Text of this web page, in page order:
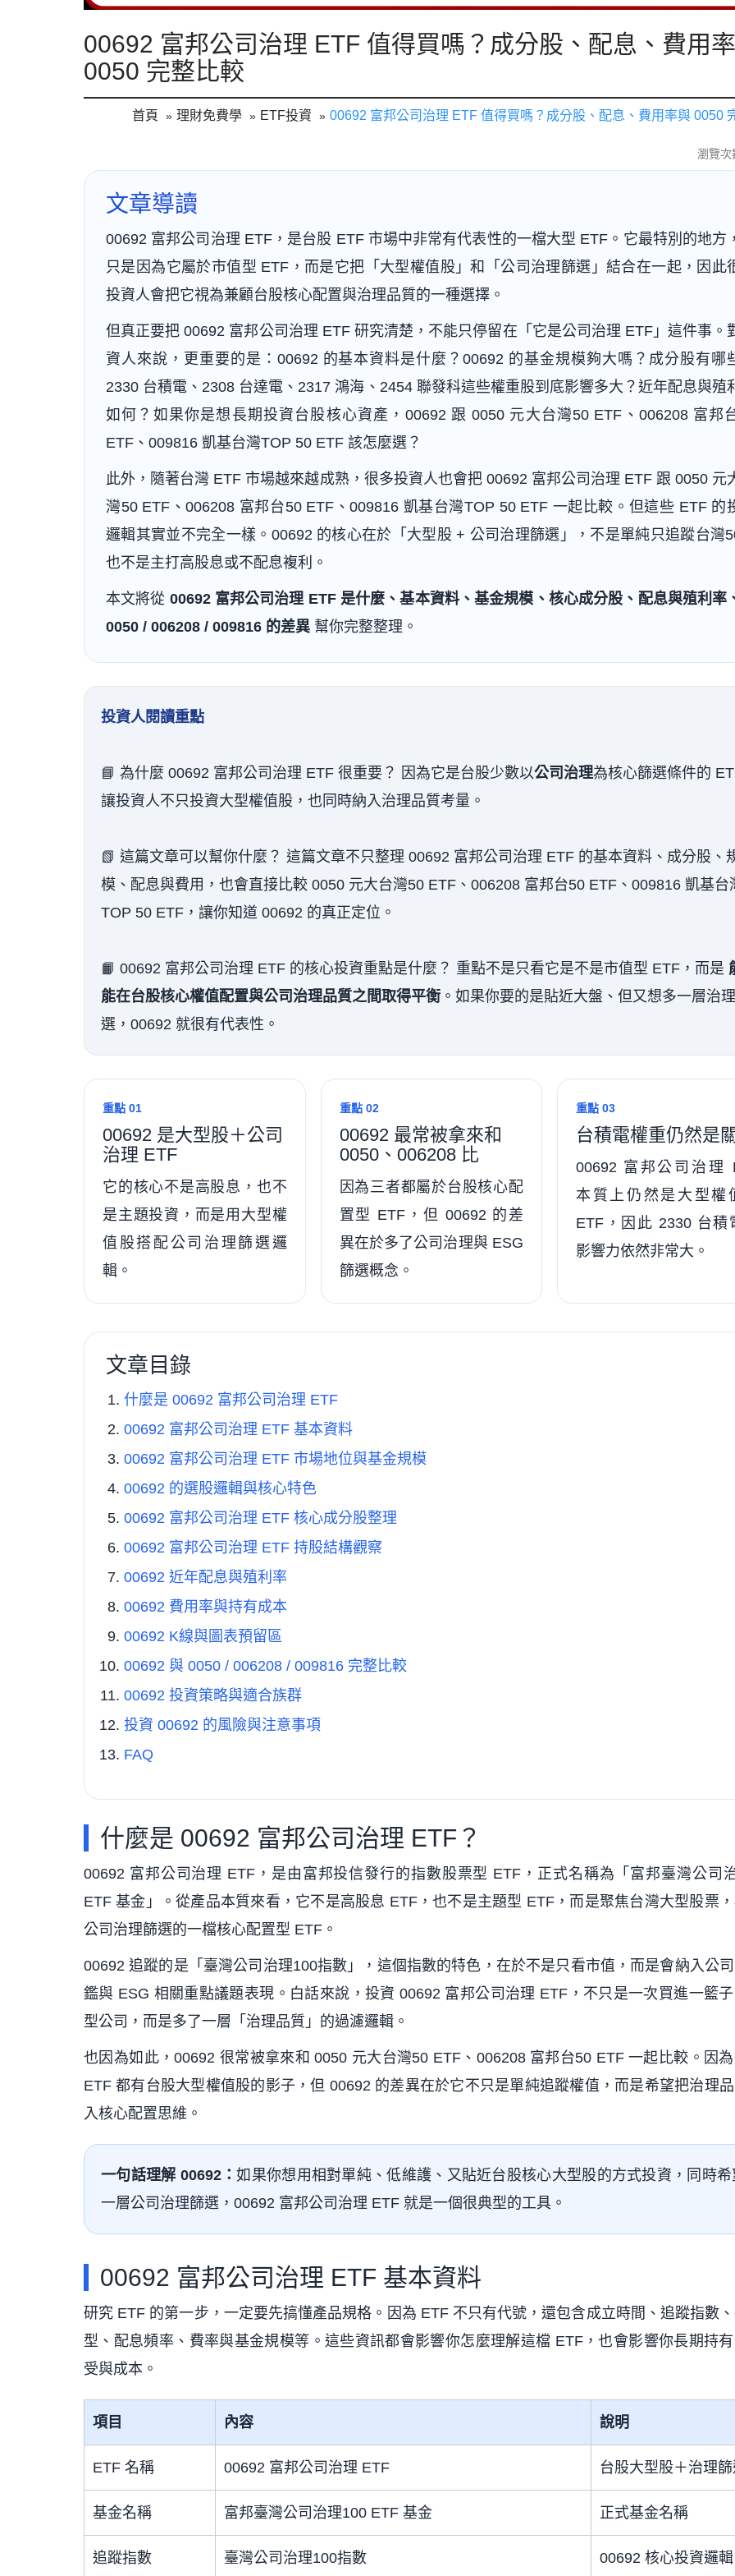
00692 富邦公司治理 ETF 值得買嗎？成分股、配息、費用
0050 完整比較
首頁 理財免費學 ETF投資 00692 富邦公司治理 ETF 值得買嗎？成分股、配息、費用率與 0050
瀏覽次
文章導讀
00692 富邦公司治理 ETF，是台股 ETF 市場中非常有代表性的一檔大型 ETF。它最特別的地方
只是因為它屬於市值型 ETF，而是它把「大型權值股」和「公司治理篩選」結合在一起，因此
投資人會把它視為兼顧台股核心配置與治理品質的一種選擇。
但真正要把 00692 富邦公司治理 ETF 研究清楚，不能只停留在「它是公司治理 ETF」這件事。
資人來說，更重要的是：00692 的基本資料是什麼？00692 的基金規模夠大嗎？成分股有哪
2330 台積電、2308 台達電、2317 鴻海、2454 聯發科這些權重股到底影響多大？近年配息與殖
如何？如果你是想長期投資台股核心資產，00692 跟 0050 元大台灣50 ETF、006208 富邦
ETF、009816 凱基台灣TOP 50 ETF 該怎麼選？
此外，隨著台灣 ETF 市場越來越成熟，很多投資人也會把 00692 富邦公司治理 ETF 跟 0050 元
灣50 ETF、006208 富邦台50 ETF、009816 凱基台灣TOP 50 ETF 一起比較。但這些 ETF 的
邏輯其實並不完全一樣。00692 的核心在於「大型股 + 公司治理篩選」，不是單純只追蹤台灣
也不是主打高股息或不配息複利。
本文將從 00692 富邦公司治理 ETF 是什麼、基本資料、基金規模、核心成分股、配息與殖利率
0050 / 006208 / 009816 的差異 幫你完整整理。
投資人閱讀重點
📘 為什麼 00692 富邦公司治理 ETF 很重要？ 因為它是台股少數以公司治理為核心篩選條件的
讓投資人不只投資大型權值股，也同時納入治理品質考量。
📗 這篇文章可以幫你什麼？ 這篇文章不只整理 00692 富邦公司治理 ETF 的基本資料、成分股、
模、配息與費用，也會直接比較 0050 元大台灣50 ETF、006208 富邦台50 ETF、009816 凱基台
TOP 50 ETF，讓你知道 00692 的真正定位。
📙 00692 富邦公司治理 ETF 的核心投資重點是什麼？ 重點不是只看它是不是市值型 ETF，而是
能在台股核心權值配置與公司治理品質之間取得平衡 。如果你要的是貼近大盤、但又想多一層治
選，00692 就很有代表性。
重點 01
00692 是大型股＋公司
治理 ETF
它的核心不是高股息，也不
是主題投資，而是用大型權
值股搭配公司治理篩選邏
輯。
重點 02
00692 最常被拿來和
0050、006208 比
因為三者都屬於台股核心配
置型 ETF，但 00692 的差
異在於多了公司治理與 ESG
篩選概念。
重點 03
台積電權重仍然是
00692 富邦公司治理
本質上仍然是大型權
ETF，因此 2330 台積
影響力依然非常大。
文章目錄
什麼是 00692 富邦公司治理 ETF
00692 富邦公司治理 ETF 基本資料
00692 富邦公司治理 ETF 市場地位與基金規模
00692 的選股邏輯與核心特色
00692 富邦公司治理 ETF 核心成分股整理
00692 富邦公司治理 ETF 持股結構觀察
00692 近年配息與殖利率
00692 費用率與持有成本
00692 K線與圖表預留區
00692 與 0050 / 006208 / 009816 完整比較
00692 投資策略與適合族群
投資 00692 的風險與注意事項
FAQ
什麼是 00692 富邦公司治理 ETF？
00692 富邦公司治理 ETF，是由富邦投信發行的指數股票型 ETF，正式名稱為「富邦臺灣公司
ETF 基金」。從產品本質來看，它不是高股息 ETF，也不是主題型 ETF，而是聚焦台灣大型股票
公司治理篩選的一檔核心配置型 ETF。
00692 追蹤的是「臺灣公司治理100指數」，這個指數的特色，在於不是只看市值，而是會納入公
鑑與 ESG 相關重點議題表現。白話來說，投資 00692 富邦公司治理 ETF，不只是一次買進一籃
型公司，而是多了一層「治理品質」的過濾邏輯。
也因為如此，00692 很常被拿來和 0050 元大台灣50 ETF、006208 富邦台50 ETF 一起比較。因
ETF 都有台股大型權值股的影子，但 00692 的差異在於它不只是單純追蹤權值，而是希望把治理
入核心配置思維。
一句話理解 00692：如果你想用相對單純、低維護、又貼近台股核心大型股的方式投資，同時希
一層公司治理篩選，00692 富邦公司治理 ETF 就是一個很典型的工具。
00692 富邦公司治理 ETF 基本資料
研究 ETF 的第一步，一定要先搞懂產品規格。因為 ETF 不只有代號，還包含成立時間、追蹤指數
型、配息頻率、費率與基金規模等。這些資訊都會影響你怎麼理解這檔 ETF，也會影響你長期持
受與成本。
項目 內容 說明
ETF 名稱 00692 富邦公司治理 ETF 台股大型股＋治理篩
基金名稱 富邦臺灣公司治理100 ETF 基金 正式基金名稱
追蹤指數 臺灣公司治理100指數 00692 核心投資邏輯